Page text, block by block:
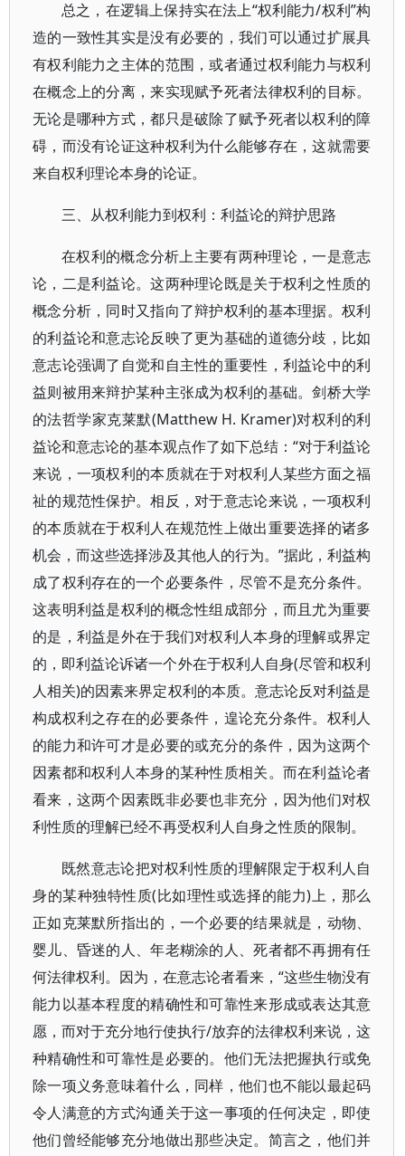
总之，在逻辑上保持实在法上“权利能力/权利”构
造的一致性其实是没有必要的，我们可以通过扩展具
有权利能力之主体的范围，或者通过权利能力与权利
在概念上的分离，来实现赋予死者法律权利的目标。
无论是哪种方式，都只是破除了赋予死者以权利的障
碍，而没有论证这种权利为什么能够存在，这就需要
来自权利理论本身的论证。
三、从权利能力到权利：利益论的辩护思路
在权利的概念分析上主要有两种理论，一是意志
论，二是利益论。这两种理论既是关于权利之性质的
概念分析，同时又指向了辩护权利的基本理据。权利
的利益论和意志论反映了更为基础的道德分歧，比如
意志论强调了自觉和自主性的重要性，利益论中的利
益则被用来辩护某种主张成为权利的基础。剑桥大学
的法哲学家克莱默(Matthew H. Kramer)对权利的利
益论和意志论的基本观点作了如下总结：“对于利益论
来说，一项权利的本质就在于对权利人某些方面之福
祉的规范性保护。相反，对于意志论来说，一项权利
的本质就在于权利人在规范性上做出重要选择的诸多
机会，而这些选择涉及其他人的行为。”据此，利益构
成了权利存在的一个必要条件，尽管不是充分条件。
这表明利益是权利的概念性组成部分，而且尤为重要
的是，利益是外在于我们对权利人本身的理解或界定
的，即利益论诉诸一个外在于权利人自身(尽管和权利
人相关)的因素来界定权利的本质。意志论反对利益是
构成权利之存在的必要条件，遑论充分条件。权利人
的能力和许可才是必要的或充分的条件，因为这两个
因素都和权利人本身的某种性质相关。而在利益论者
看来，这两个因素既非必要也非充分，因为他们对权
利性质的理解已经不再受权利人自身之性质的限制。
既然意志论把对权利性质的理解限定于权利人自
身的某种独特性质(比如理性或选择的能力)上，那么
正如克莱默所指出的，一个必要的结果就是，动物、
婴儿、昏迷的人、年老糊涂的人、死者都不再拥有任
何法律权利。因为，在意志论者看来，“这些生物没有
能力以基本程度的精确性和可靠性来形成或表达其意
愿，而对于充分地行使执行/放弃的法律权利来说，这
种精确性和可靠性是必要的。他们无法把握执行或免
除一项义务意味着什么，同样，他们也不能以最起码
令人满意的方式沟通关于这一事项的任何决定，即使
他们曾经能够充分地做出那些决定。简言之，他们并